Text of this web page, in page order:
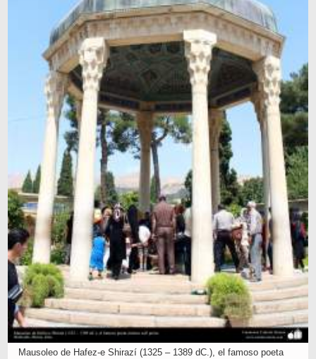
Mausoleo de Hafez-e Shirazí (1325 – 1389 dC.), el famoso poeta